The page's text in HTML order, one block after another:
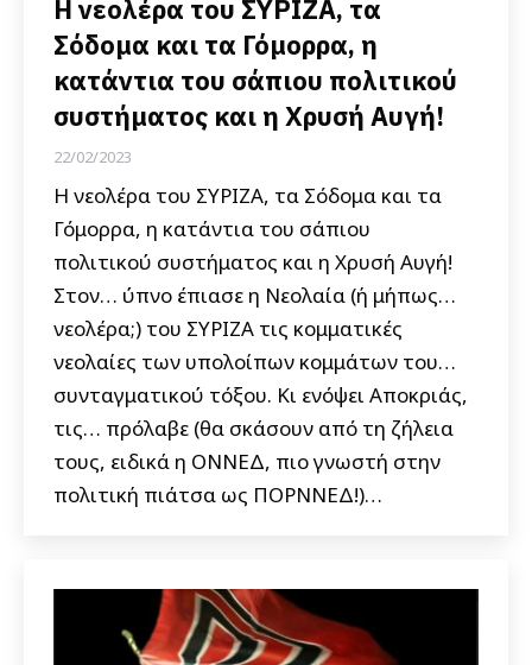
Η νεολέρα του ΣΥΡΙΖΑ, τα
Σόδομα και τα Γόμορρα, η
κατάντια του σάπιου πολιτικού
συστήματος και η Χρυσή Αυγή!
22/02/2023
Η νεολέρα του ΣΥΡΙΖΑ, τα Σόδομα και τα
Γόμορρα, η κατάντια του σάπιου
πολιτικού συστήματος και η Χρυσή Αυγή!
Στον… ύπνο έπιασε η Νεολαία (ή μήπως…
νεολέρα;) του ΣΥΡΙΖΑ τις κομματικές
νεολαίες των υπολοίπων κομμάτων του…
συνταγματικού τόξου. Κι ενόψει Αποκριάς,
τις… πρόλαβε (θα σκάσουν από τη ζήλεια
τους, ειδικά η ΟΝΝΕΔ, πιο γνωστή στην
πολιτική πιάτσα ως ΠΟΡΝΝΕΔ!)…